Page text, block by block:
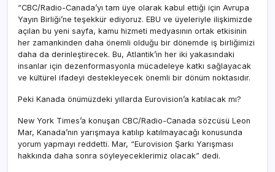
“CBC/Radio-Canada’yı tam üye olarak kabul ettiği için Avrupa
Yayın Birliği’ne teşekkür ediyoruz. EBU ve üyeleriyle ilişkimizde
açılan bu yeni sayfa, kamu hizmeti medyasının ortak etkisinin
her zamankinden daha önemli olduğu bir dönemde iş birliğimizi
daha da derinleştirecek. Bu, Atlantik’in her iki yakasındaki
insanlar için dezenformasyonla mücadeleye katkı sağlayacak
ve kültürel ifadeyi destekleyecek önemli bir dönüm noktasıdır.
Peki Kanada önümüzdeki yıllarda Eurovision’a katılacak mı?
New York Times’a konuşan CBC/Radio-Canada sözcüsü Leon
Mar, Kanada’nın yarışmaya katılıp katılmayacağı konusunda
yorum yapmayı reddetti. Mar, “Eurovision Şarkı Yarışması
hakkında daha sonra söyleyeceklerimiz olacak” dedi.